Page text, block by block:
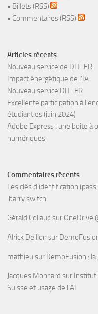
• Billets (RSS)
• Commentaires (RSS)
Articles récents
Nouveau service de DIT-ER
Impact énergétique de l’IA
Nouveau service DIT-ER
Excellente participation à
étudiant·es (juin 2024)
Adobe Express : une boite à
numériques
Commentaires récents
Les clés d’identification
ibarry switch
Gérald Collaud sur OneDrive
Alrick Deillon sur
mathieu sur DemoFusion :
Jacques Monnard sur
Suisse et usage de l’AI